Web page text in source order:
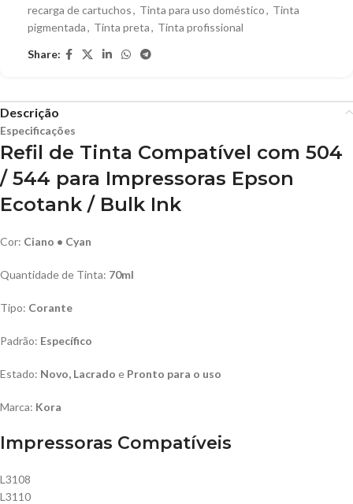
recarga de cartuchos, Tinta para uso doméstico, Tinta
pigmentada, Tinta preta, Tinta profissional
Share:
Descrição
Especificações
Refil de Tinta Compatível com 504
/ 544 para Impressoras Epson
Ecotank / Bulk Ink
Cor: Ciano • Cyan
Quantidade de Tinta: 70ml
Tipo: Corante
Padrão: Específico
Estado: Novo, Lacrado e Pronto para o uso
Marca: Kora
Impressoras Compatíveis
L3108
L3110